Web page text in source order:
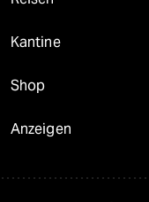
Kantine
Shop
Anzeigen